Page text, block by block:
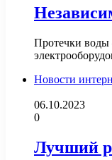
Протечки воды
Новости
06.10.2023
0
Лучший